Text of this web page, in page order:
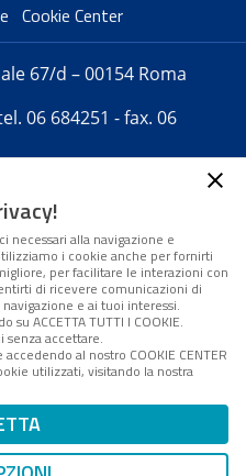
Cookie Center
67/d – 00154 Roma
06 684251 - fax. 06
telematica iscritta
del Tribunale di Roma -
- Direttore resp. Michela
a Direzione e
S.p.A. - FPA s.r.l.
sistema di management
- R.E.A. Roma
ISP AWS
sito
necessari alla navigazione e
i cookie anche per fornirti
per facilitare le interazioni con
di ricevere comunicazioni di
e ai tuoi interessi.
ACCETTA TUTTI I COOKIE.
accettare.
al nostro COOKIE CENTER
utilizzati, visitando la nostra